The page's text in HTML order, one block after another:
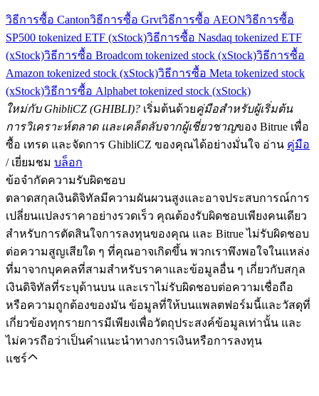
วิธีการซื้อ Cantonวิธีการซื้อ Grvtวิธีการซื้อ AEONวิธีการซื้อ
SP500 tokenized ETF (xStock)วิธีการซื้อ Nasdaq tokenized ETF
(xStock)วิธีการซื้อ Broadcom tokenized stock (xStock)วิธีการซื้อ
Amazon tokenized stock (xStock)วิธีการซื้อ Meta tokenized stock
(xStock)วิธีการซื้อ Alphabet tokenized stock (xStock)
ใหม่กับ GhibliCZ (GHIBLI)? เริ่มต้นด้วยคู่มือสำหรับผู้เริ่มต้น
การวิเคราะห์ตลาด และเคล็ดลับจากผู้เชี่ยวชาญของ Bitrue เพื่อ
ซื้อ เทรด และจัดการ GhibliCZ ของคุณได้อย่างมั่นใจ อ่าน คู่มือ
/ เยี่ยมชม บล็อก
ข้อจำกัดความรับผิดชอบ
ตลาดสกุลเงินดิจิทัลมีความผันผวนสูงและอาจประสบการณ์การ
เปลี่ยนแปลงราคาอย่างรวดเร็ว คุณต้องรับผิดชอบเพียงคนเดียว
สำหรับการตัดสินใจการลงทุนของคุณ และ Bitrue ไม่รับผิดชอบ
ต่อความสูญเสียใด ๆ ที่คุณอาจเกิดขึ้น พวกเราพึงพอใจในแหล่ง
ที่มาจากบุคคลที่สามสำหรับราคาและข้อมูลอื่น ๆ เกี่ยวกับสกุล
เงินดิจิทัลที่ระบุด้านบน และเราไม่รับผิดชอบต่อความเชื่อถือ
หรือความถูกต้องของมัน ข้อมูลที่ให้บนแพลตฟอร์มนี้และวัสดุที่
เกี่ยวข้องทุกรายการมีเพียงเพื่อวัตถุประสงค์ข้อมูลเท่านั้น และ
ไม่ควรถือว่าเป็นคำแนะนำทางการเงินหรือการลงทุน
แชร์